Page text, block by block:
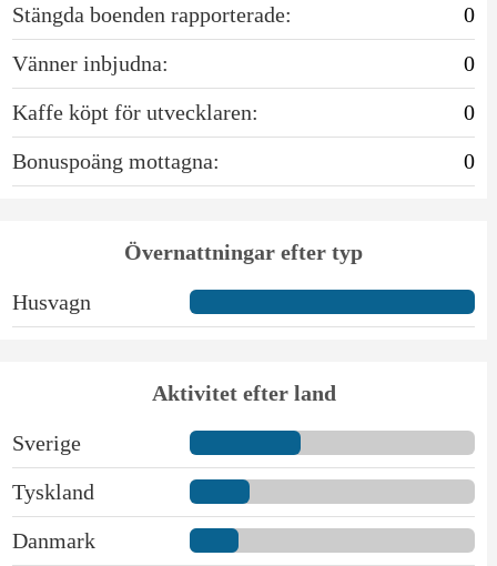
Stängda boenden rapporterade:
0
Vänner inbjudna:
0
Kaffe köpt för utvecklaren:
0
Bonuspoäng mottagna:
0
Övernattningar efter typ
Husvagn
Aktivitet efter land
Sverige
Tyskland
Danmark